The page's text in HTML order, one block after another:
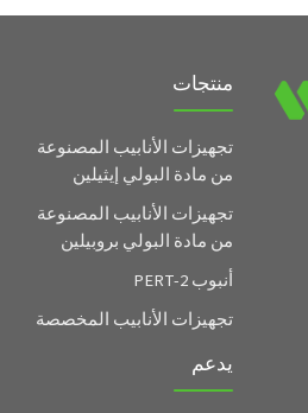
منتجات
تجهيزات الأنابيب المصنوعة
من مادة البولي إيثيلين
تجهيزات الأنابيب المصنوعة
من مادة البولي بروبيلين
أنبوب PERT-2
تجهيزات الأنابيب المخصصة
يدعم